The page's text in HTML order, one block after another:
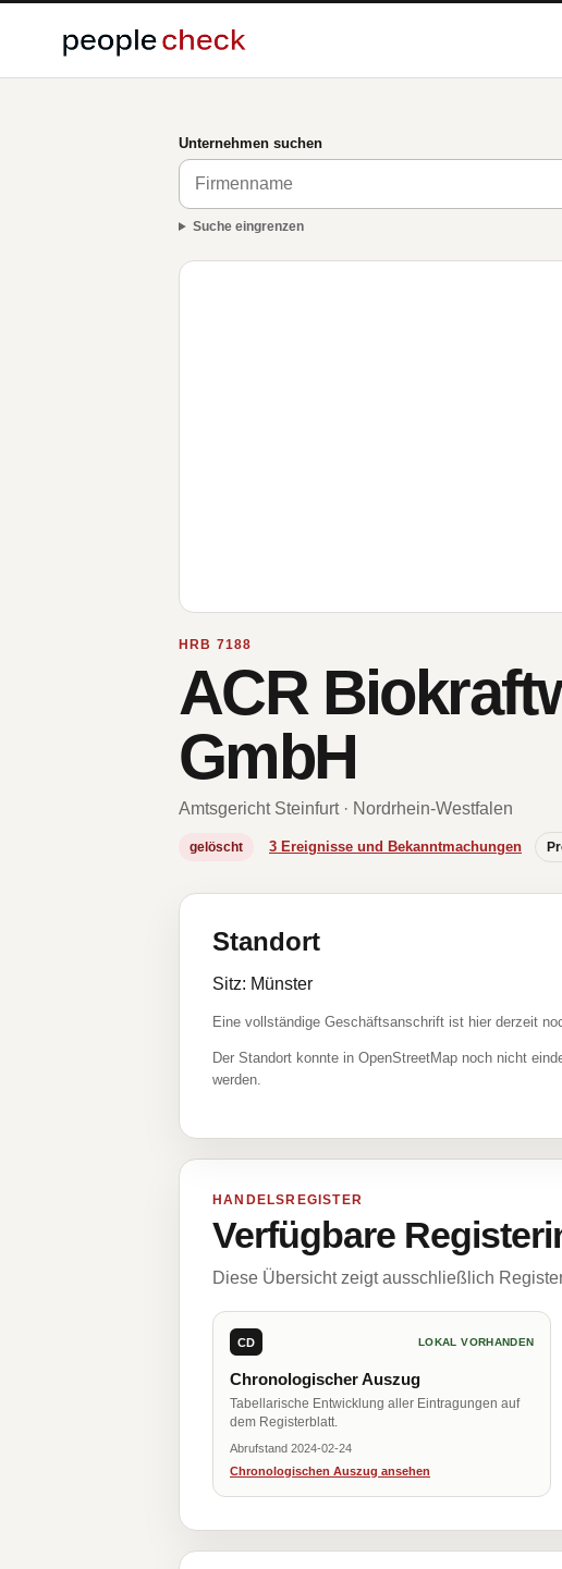
Unternehmen suchen
Suche eingrenzen
HRB 7188
ACR
GmbH
Amtsgericht Steinfurt · Nordrhein-Westfalen
gelöscht 3 Ereignisse und Bekanntmachungen
Standort
Sitz: Münster
Eine vollständige Geschäftsanschrift ist hier derzeit
Der Standort konnte in OpenStreetMap noch nicht
werden.
HANDELSREGISTER
Verfügbare
Diese Übersicht zeigt ausschließlich
CD LOKAL VORHANDEN
Chronologischer Auszug
Tabellarische Entwicklung aller Eintragungen auf
dem Registerblatt.
Abrufstand 2024-02-24
Chronologischen Auszug ansehen